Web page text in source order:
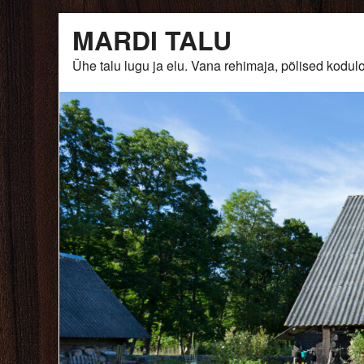
content
MARDI TALU
Ühe talu lugu ja elu. Vana rehimaja, põlised